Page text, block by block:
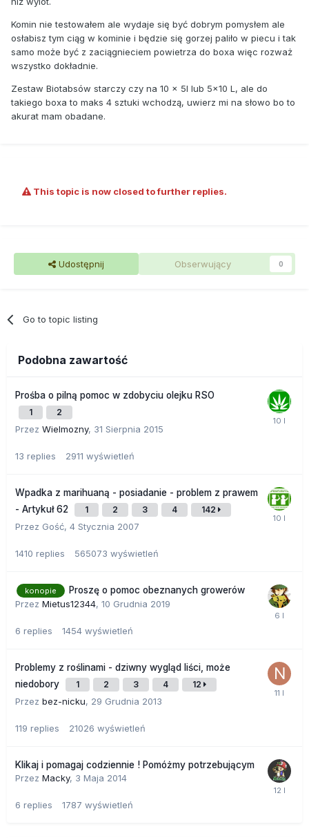
Komin nie testowałem ale wydaje się być dobrym pomysłem ale
osłabisz tym ciąg w kominie i będzie się gorzej paliło w piecu i tak
samo może być z zaciągnieciem powietrza do boxa więc rozważ
wszystko dokładnie.
Zestaw Biotabsów starczy czy na 10 x 5l lub 5x10 L, ale do
takiego boxa to maks 4 sztuki wchodzą, uwierz mi na słowo bo to
akurat mam obadane.
This topic is now closed to further replies.
Udostępnij Obserwujący 0
Go to topic listing
Podobna zawartość
Prośba o pilną pomoc w zdobyciu olejku RSO
1 2
Przez Wielmozny, 31 Sierpnia 2015
13 replies 2911 wyświetleń
Wpadka z marihuaną - posiadanie - problem z prawem
- Artykuł 62
1 2 3 4 142
Przez Gość, 4 Stycznia 2007
1410 replies 565073 wyświetleń
konopie
Proszę o pomoc obeznanych growerów
Przez Mietus12344, 10 Grudnia 2019
6 replies 1454 wyświetleń
Problemy z roślinami - dziwny wygląd liści, może
niedobory
1 2 3 4 12
Przez bez-nicku, 29 Grudnia 2013
119 replies 21026 wyświetleń
Klikaj i pomagaj codziennie ! Pomóżmy potrzebującym
Przez Macky, 3 Maja 2014
6 replies 1787 wyświetleń